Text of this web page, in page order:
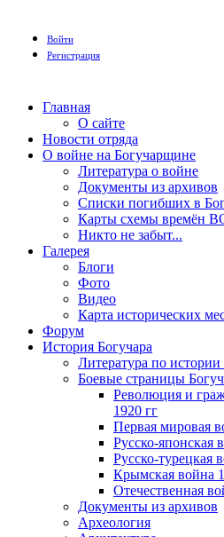
Войти
Регистрация
Главная
О сайте
Новости отряда
О войне на Богучарщине
Литература о войне
Документы из архивов
Списки погибших в
Карты схемы времён
Никто не забыт...
Галерея
Блоги
Фото
Видео
Карта исторических
Форум
История Богучара
Литература по истории
Боевые страницы
Революция и
1920 гг
Первая мировая
Русско-японская
Русско-турецкая
Крымская война
Отечественная
Документы из архивов
Археология